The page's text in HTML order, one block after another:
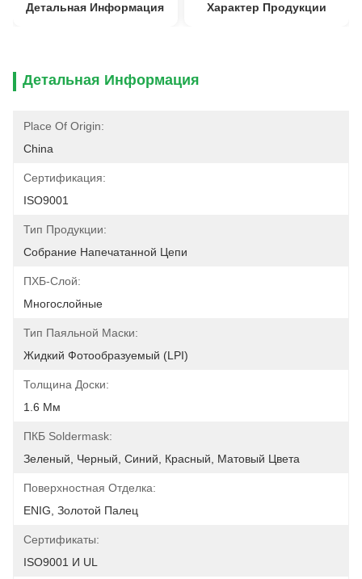
Детальная Информация Характер Продукции
Детальная Информация
Place Of Origin:
China
Сертификация:
ISO9001
Тип Продукции:
Собрание Напечатанной Цепи
ПХБ-Слой:
Многослойные
Тип Паяльной Маски:
Жидкий Фотообразуемый (LPI)
Толщина Доски:
1.6 Мм
ПКБ Soldermask:
Зеленый, Черный, Синий, Красный, Матовый Цвета
Поверхностная Отделка:
ENIG, Золотой Палец
Сертификаты:
ISO9001 И UL